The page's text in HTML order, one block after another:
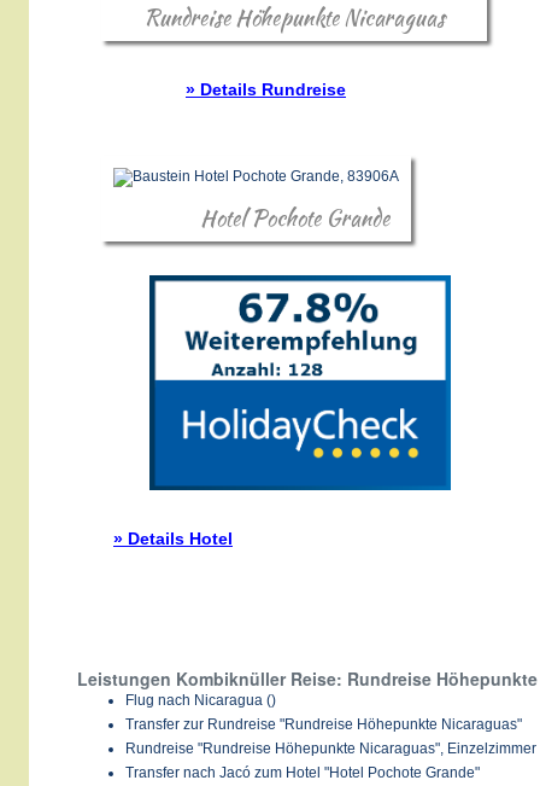
Rundreise Höhepunkte Nicaraguas
» Details Rundreise
Hotel Pochote Grande
» Details Hotel
Leistungen Kombiknüller Reise: Rundreise
Flug nach Nicaragua ()
Transfer zur Rundreise "Rundreise Höhepunkte Nicaraguas"
Rundreise "Rundreise Höhepunkte Nicaraguas", Einzelzimmer
Transfer nach Jacó zum Hotel "Hotel Pochote Grande"